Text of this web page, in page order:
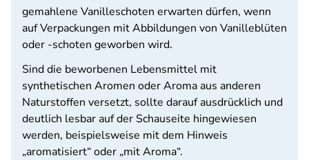
gemahlene Vanilleschoten erwarten dürfen, wenn
auf Verpackungen mit Abbildungen von Vanilleblüten
oder -schoten geworben wird.
Sind die beworbenen Lebensmittel mit
synthetischen Aromen oder Aroma aus anderen
Naturstoffen versetzt, sollte darauf ausdrücklich und
deutlich lesbar auf der Schauseite hingewiesen
werden, beispielsweise mit dem Hinweis
„aromatisiert“ oder „mit Aroma“.